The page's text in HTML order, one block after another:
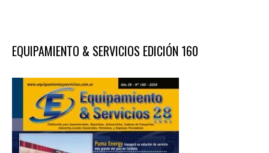
EQUIPAMIENTO & SERVICIOS EDICIÓN 160